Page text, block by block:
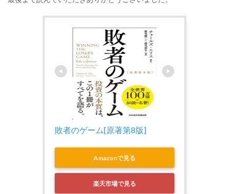
敗者のゲーム[原著第8版]
Amazonで見る
楽天市場で見る